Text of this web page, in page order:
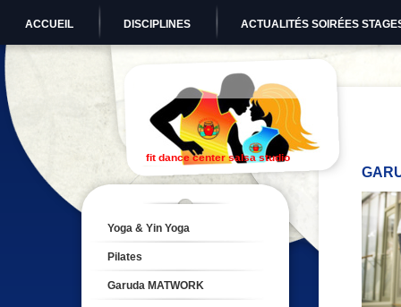
ACCUEIL DISCIPLINES ACTUALITÉS SOIRÉES
fit dance center salsa studio
Yoga & Yin Yoga
Pilates
Garuda MATWORK